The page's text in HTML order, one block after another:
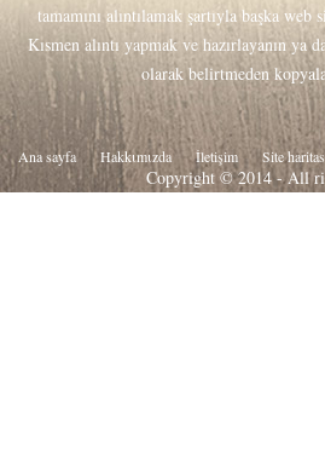
tamamını alıntılamak şartıyla başka
Kısmen alıntı yapmak ve hazırlayanın ya
olarak belirtmeden
Ana sayfa Hakkιmιzda İletişim Site
Copyright © 2014 - All